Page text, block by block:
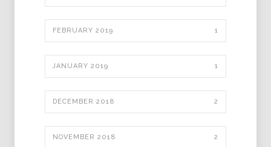
FEBRUARY 2019 1
JANUARY 2019 1
DECEMBER 2018 2
NOVEMBER 2018 2